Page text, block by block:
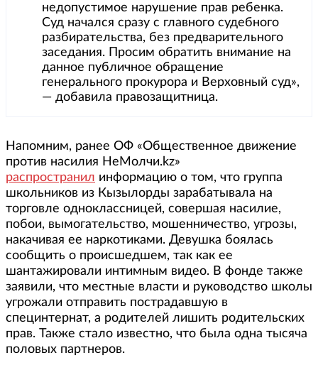
недопустимое нарушение прав ребенка.
Суд начался сразу с главного судебного
разбирательства, без предварительного
заседания. Просим обратить внимание на
данное публичное обращение
генерального прокурора и Верховный суд»,
— добавила правозащитница.
Напомним, ранее ОФ «Общественное движение
против насилия НеМолчи.kz»
распространил информацию о том, что группа
школьников из Кызылорды зарабатывала на
торговле одноклассницей, совершая насилие,
побои, вымогательство, мошенничество, угрозы,
накачивая ее наркотиками. Девушка боялась
сообщить о происшедшем, так как ее
шантажировали интимным видео. В фонде также
заявили, что местные власти и руководство школы
угрожали отправить пострадавшую в
специнтернат, а родителей лишить родительских
прав. Также стало известно, что была одна тысяча
половых партнеров.